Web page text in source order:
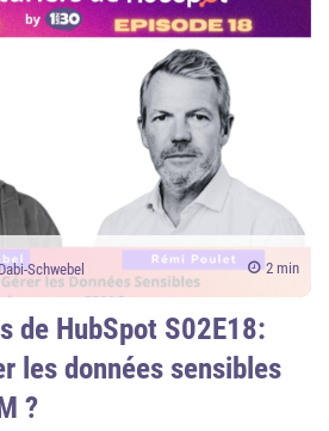
Schwebel 2 min
de HubSpot S02E18:
les données sensibles
?